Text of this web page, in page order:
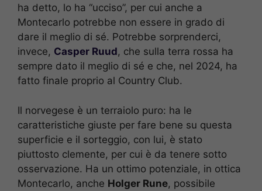
ha detto, lo ha “ucciso”, per cui anche a
Montecarlo potrebbe non essere in grado di
dare il meglio di sé. Potrebbe sorprenderci,
invece, Casper Ruud, che sulla terra rossa ha
sempre dato il meglio di sé e che, nel 2024, ha
fatto finale proprio al Country Club.
Il norvegese è un terraiolo puro: ha le
caratteristiche giuste per fare bene su questa
superficie e il sorteggio, con lui, è stato
piuttosto clemente, per cui è da tenere sotto
osservazione. Ha un ottimo potenziale, in ottica
Montecarlo, anche Holger Rune, possibile